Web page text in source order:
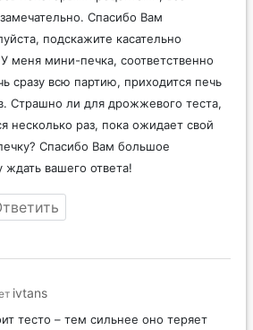
Спасибо Вам
подскажите касательно
меня мини-печка, соответственно
сразу всю партию, приходится печь
Страшно ли для дрожжевого теста,
несколько раз, пока ожидает свой
Спасибо Вам большое
ждать вашего ответа!
ivtans
тесто – тем сильнее оно теряет